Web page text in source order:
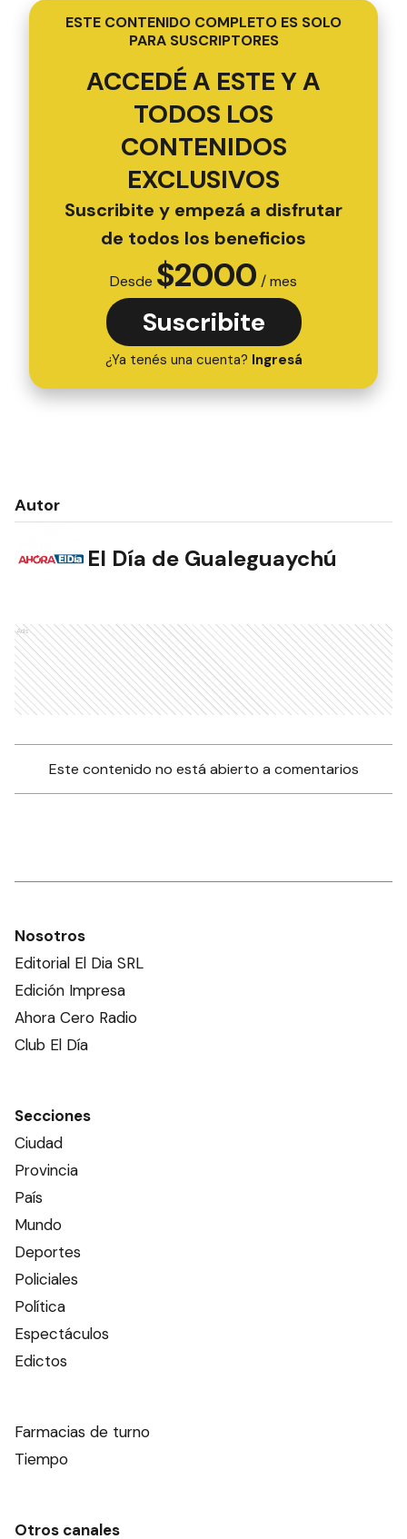
ESTE CONTENIDO COMPLETO ES SOLO
PARA SUSCRIPTORES
ACCEDÉ A ESTE Y A
TODOS LOS
CONTENIDOS
EXCLUSIVOS
Suscribite y empezá a disfrutar
de todos los beneficios
Desde $2000 / mes
Suscribite
¿Ya tenés una cuenta? Ingresá
Autor
El Día de Gualeguaychú
Ads
Este contenido no está abierto a comentarios
Nosotros
Editorial El Dia SRL
Edición Impresa
Ahora Cero Radio
Club El Día
Secciones
Ciudad
Provincia
País
Mundo
Deportes
Policiales
Política
Espectáculos
Edictos
Farmacias de turno
Tiempo
Otros canales